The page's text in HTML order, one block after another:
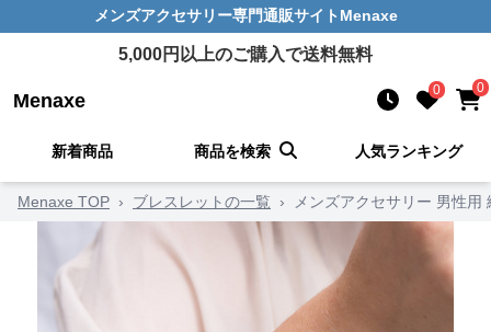
メンズアクセサリー専門通販サイト Menaxe
5,000円以上のご購入で送料無料
Menaxe 0 0
新着商品 商品を検索 人気ランキング
Menaxe TOP › ブレスレットの一覧 › メンズアクセサリー 男性